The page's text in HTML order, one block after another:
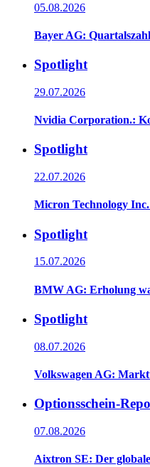
05.08.2026
Bayer AG:
Spotlight
29.07.2026
Nvidia Corporation.:
Spotlight
22.07.2026
Micron Technology
Spotlight
15.07.2026
BMW AG: Erholung
Spotlight
08.07.2026
Volkswagen AG:
Optionsschein-
07.08.2026
Aixtron SE: Der